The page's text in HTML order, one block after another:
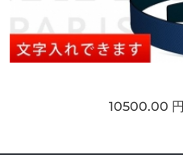
10500.00 円